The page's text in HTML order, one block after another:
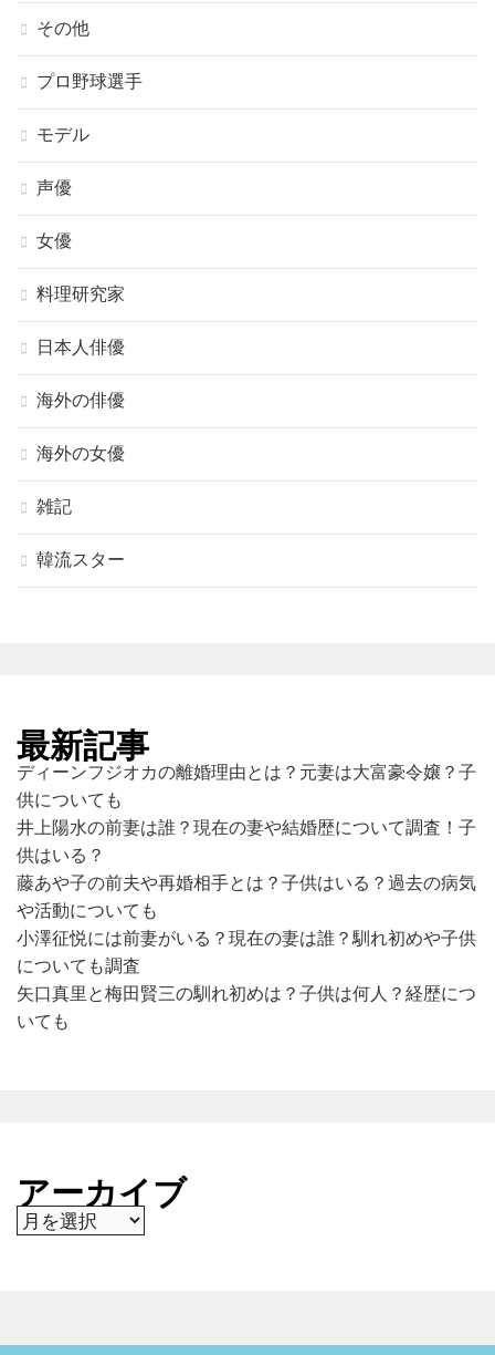
その他
プロ野球選手
モデル
声優
女優
料理研究家
日本人俳優
海外の俳優
海外の女優
雑記
韓流スター
最新記事
ディーンフジオカの離婚理由とは？元妻は大富豪令嬢？子
供についても
井上陽水の前妻は誰？現在の妻や結婚歴について調査！子
供はいる？
藤あや子の前夫や再婚相手とは？子供はいる？過去の病気
や活動についても
小澤征悦には前妻がいる？現在の妻は誰？馴れ初めや子供
についても調査
矢口真里と梅田賢三の馴れ初めは？子供は何人？経歴につ
いても
アーカイブ
ア